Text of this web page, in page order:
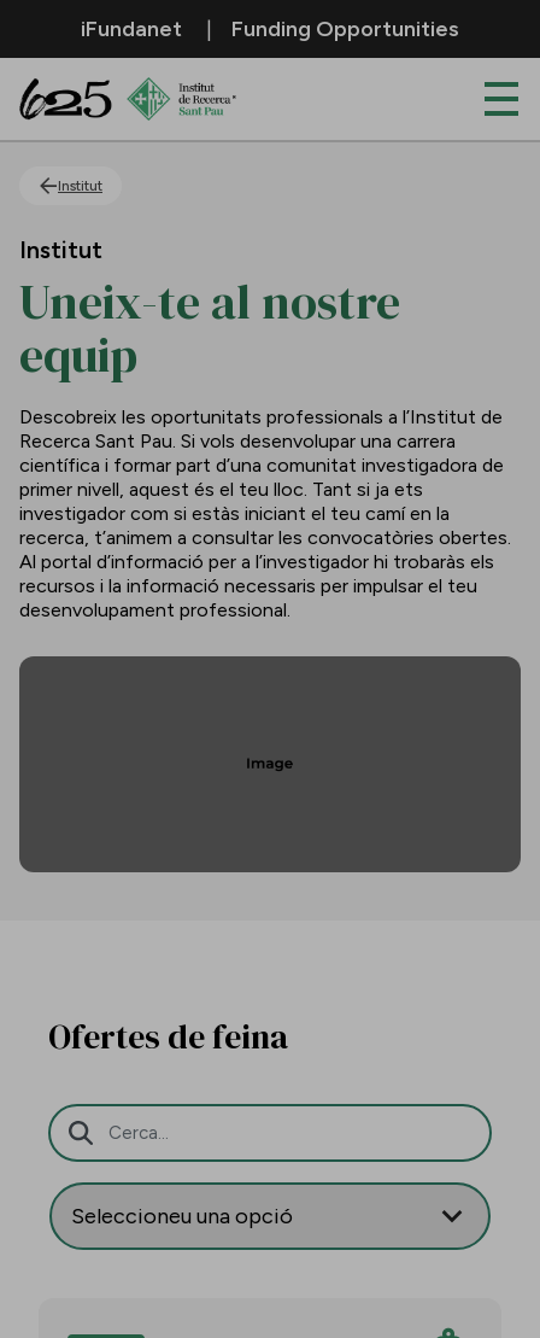
Salta al contingut principal
iFundanet Funding Opportunities
Institut
Institut
Uneix-te al nostre
equip
Descobreix les oportunitats professionals a l’Institut de
Recerca Sant Pau. Si vols desenvolupar una carrera
científica i formar part d’una comunitat investigadora de
primer nivell, aquest és el teu lloc. Tant si ja ets
investigador com si estàs iniciant el teu camí en la
recerca, t’animem a consultar les convocatòries obertes.
Al portal d’informació per a l’investigador hi trobaràs els
recursos i la informació necessaris per impulsar el teu
desenvolupament professional.
Ofertes de feina
Barra de cerca